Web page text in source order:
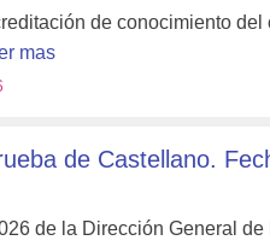
de conocimiento
mas
de Castellano.
de la Dirección General